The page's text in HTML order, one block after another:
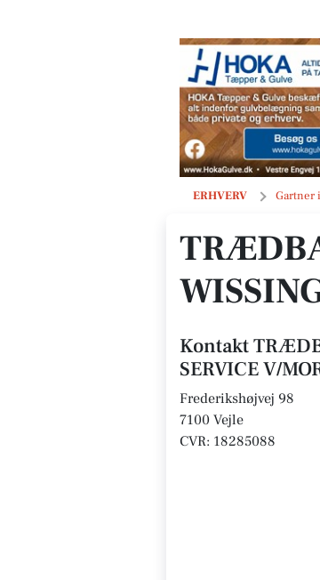
ERHVERV Gartner
TRÆDBALLE SKOV
Kontakt
SERVICE V/
Frederikshøjvej 98
7100 Vejle
CVR: 18285088